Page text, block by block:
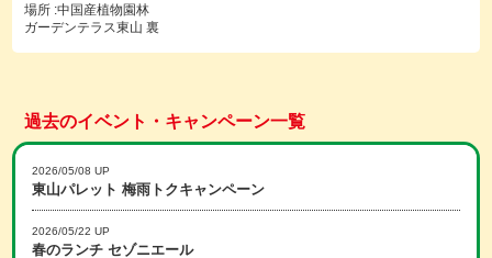
場所 :中国産植物園林
ガーデンテラス東山 裏
過去のイベント・キャンペーン一覧
2026/05/08 UP
東山パレット 梅雨トクキャンペーン
2026/05/22 UP
春のランチ セゾニエール